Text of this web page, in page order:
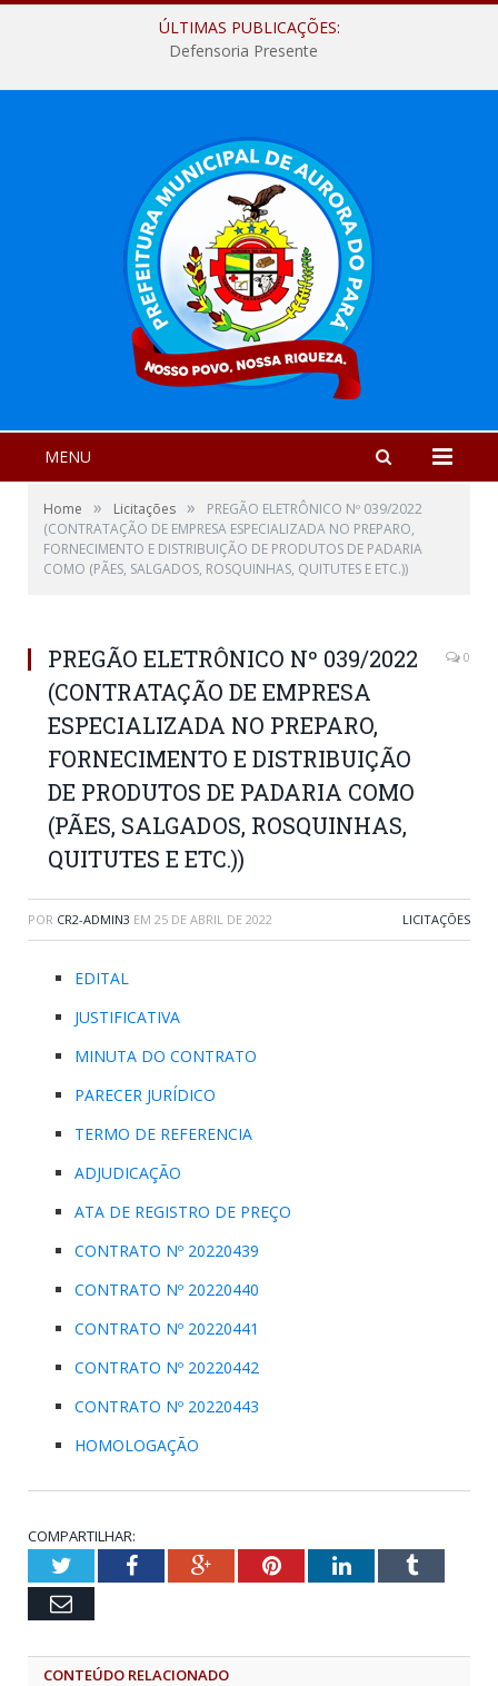
ÚLTIMAS PUBLICAÇÕES:
Defensoria Presente
MENU
Home » Licitações »
PREGÃO ELETRÔNICO Nº 039/2022
(CONTRATAÇÃO DE EMPRESA ESPECIALIZADA NO PREPARO,
FORNECIMENTO E DISTRIBUIÇÃO DE PRODUTOS DE PADARIA
COMO (PÃES, SALGADOS, ROSQUINHAS, QUITUTES E ETC.))
PREGÃO ELETRÔNICO Nº 039/2022
(CONTRATAÇÃO DE EMPRESA
ESPECIALIZADA NO PREPARO,
FORNECIMENTO E DISTRIBUIÇÃO
DE PRODUTOS DE PADARIA COMO
(PÃES, SALGADOS, ROSQUINHAS,
QUITUTES E ETC.))
0
POR CR2-ADMIN3 EM 25 DE ABRIL DE 2022 LICITAÇÕES
EDITAL
JUSTIFICATIVA
MINUTA DO CONTRATO
PARECER JURÍDICO
TERMO DE REFERENCIA
ADJUDICAÇÃO
ATA DE REGISTRO DE PREÇO
CONTRATO Nº 20220439
CONTRATO Nº 20220440
CONTRATO Nº 20220441
CONTRATO Nº 20220442
CONTRATO Nº 20220443
HOMOLOGAÇÃO
COMPARTILHAR:
TwitterFacebookGoogle+PinterestLinkedInTumblr
Email
CONTEÚDO RELACIONADO